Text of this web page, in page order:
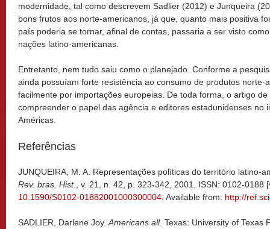
modernidade, tal como descrevem Sadlier (2012) e Junqueira
bons frutos aos norte-americanos, já que, quanto mais positiva
país poderia se tornar, afinal de contas, passaria a ser visto
nações latino-americanas.
Entretanto, nem tudo saiu como o planejado. Conforme a
ainda possuíam forte resistência ao consumo de produtos norte-
facilmente por importações europeias. De toda forma, o artigo
compreender o papel das agência e editores estadunidenses no
Américas.
Referências
JUNQUEIRA, M. A. Representações políticas do território latino-
Rev. bras. Hist., v. 21, n. 42, p. 323-342, 2001. ISSN: 0102-0188
10.1590/S0102-01882001000300004 . Available from: http://
SADLIER, Darlene Joy. Americans all. Texas: University of Texas